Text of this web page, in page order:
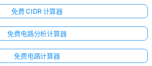
免费 CIDR 计算器
免费电路分析计算器
免费电路计算器